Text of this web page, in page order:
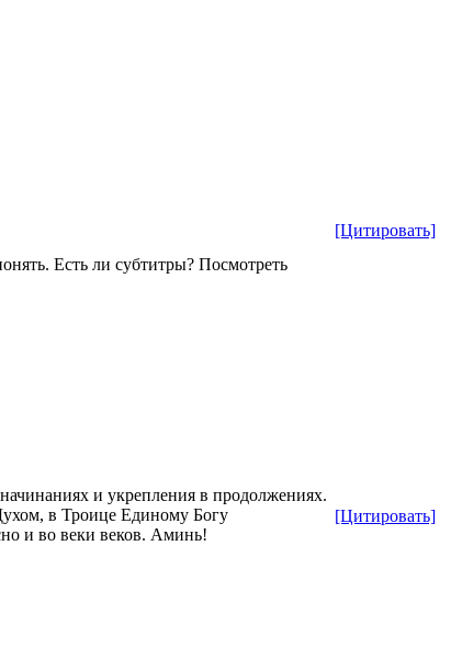
[Цитировать]
Есть ли субтитры? Посмотреть
[Цитировать]
и укрепления в продолжениях.
в Троице Единому Богу
и во веки веков. Аминь!